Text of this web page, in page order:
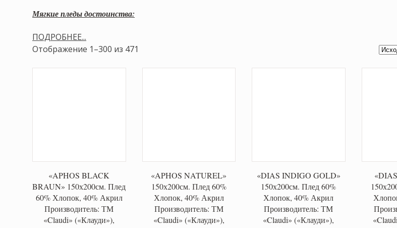
Мягкие пледы достоинства:
ПОДРОБНЕЕ...
Отображение 1–300 из 471
«APHOS BLACK
BRAUN» 150х200см. Плед
60% Хлопок, 40% Акрил
Производитель: ТМ
«Claudi» («Клауди»),
«APHOS NATUREL»
150х200см. Плед 60%
Хлопок, 40% Акрил
Производитель: ТМ
«Claudi» («Клауди»),
«DIAS INDIGO GOLD»
150х200см. Плед 60%
Хлопок, 40% Акрил
Производитель: ТМ
«Claudi» («Клауди»),